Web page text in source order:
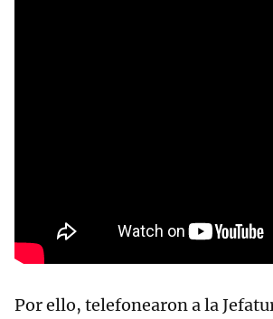
Por ello, telefonearon a la